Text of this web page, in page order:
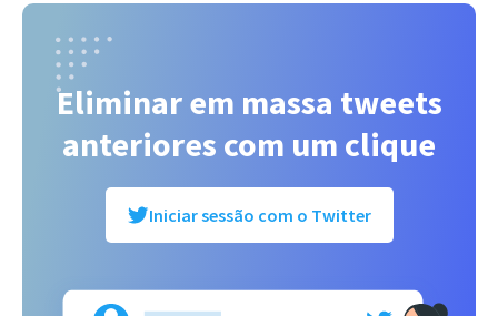
Eliminar em massa tweets
anteriores com um clique
Iniciar sessão com o Twitter